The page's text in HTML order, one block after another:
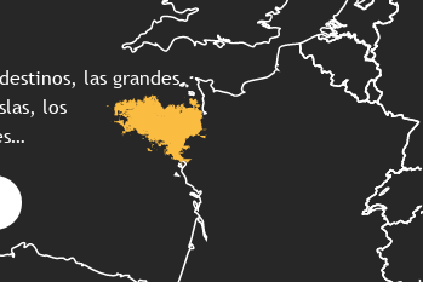
las grandes
los